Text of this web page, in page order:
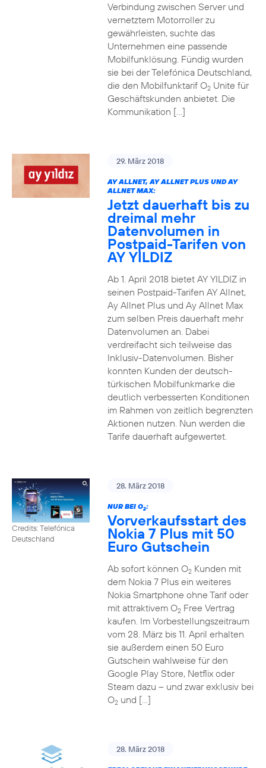
Verbindung zwischen Server und
vernetztem Motorroller zu
gewährleisten, suchte das
Unternehmen eine passende
Mobilfunklösung. Fündig wurden
sie bei der Telefónica Deutschland,
die den Mobilfunktarif O2Unite für
Geschäftskunden anbietet. Die
Kommunikation […]
29. März 2018
AY ALLNET, AY ALLNET PLUS UND AY
ALLNET MAX:
Jetzt dauerhaft bis zu
dreimal mehr
Datenvolumen in
Postpaid-Tarifen von
AY YILDIZ
Ab 1. April 2018 bietet AY YILDIZ in
seinen Postpaid-Tarifen AY Allnet,
Ay Allnet Plus und Ay Allnet Max
zum selben Preis dauerhaft mehr
Datenvolumen an. Dabei
verdreifacht sich teilweise das
Inklusiv-Datenvolumen. Bisher
konnten Kunden der deutsch-
türkischen Mobilfunkmarke die
deutlich verbesserten Konditionen
im Rahmen von zeitlich begrenzten
Aktionen nutzen. Nun werden die
Tarife dauerhaft aufgewertet.
Credits: Telefónica
Deutschland
28. März 2018
NUR BEI O2:
Vorverkaufsstart des
Nokia 7 Plus mit 50
Euro Gutschein
Ab sofort können O2Kunden mit
dem Nokia 7 Plus ein weiteres
Nokia Smartphone ohne Tarif oder
mit attraktivem O2Free Vertrag
kaufen. Im Vorbestellungszeitraum
vom 28. März bis 11. April erhalten
sie außerdem einen 50 Euro
Gutschein wahlweise für den
Google Play Store, Netflix oder
Steam dazu – und zwar exklusiv bei
O2und […]
28. März 2018